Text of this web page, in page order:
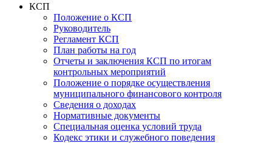
КСП
Положение о КСП
Руководитель
Регламент КСП
План работы на год
Отчеты и заключения КСП по итогам
контрольных мероприятий
Положение о порядке осуществления
муниципального финансового контроля
Сведения о доходах
Нормативные документы
Специальная оценка условий труда
Кодекс этики и служебного поведения